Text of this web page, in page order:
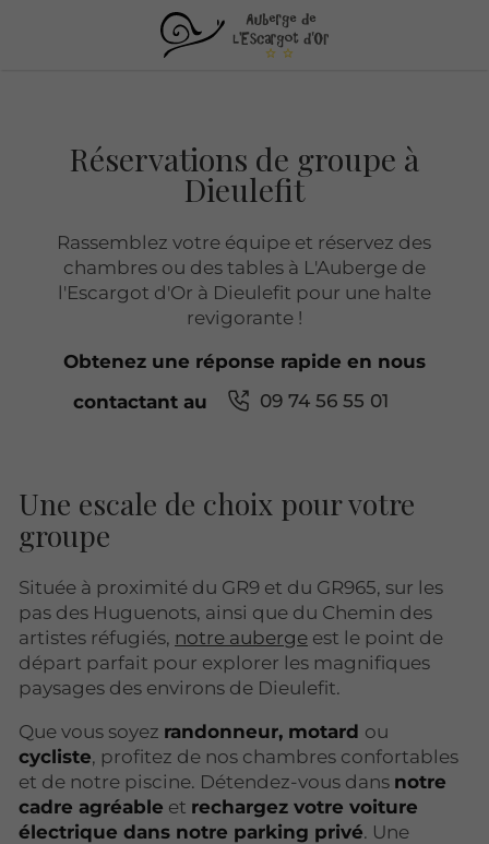
Réservations de groupe à
Dieulefit
Rassemblez votre équipe et réservez des
chambres ou des tables à L'Auberge de
l'Escargot d'Or à Dieulefit pour une halte
revigorante !
Obtenez une réponse rapide en nous
contactant au
09 74 56 55 01
Une escale de choix pour votre
groupe
Située à proximité du GR9 et du GR965, sur les
pas des Huguenots, ainsi que du Chemin des
artistes réfugiés, notre auberge est le point de
départ parfait pour explorer les magnifiques
paysages des environs de Dieulefit.
Que vous soyez randonneur, motard ou
cycliste, profitez de nos chambres confortables
et de notre piscine. Détendez-vous dans notre
cadre agréable et rechargez votre voiture
électrique dans notre parking privé. Une